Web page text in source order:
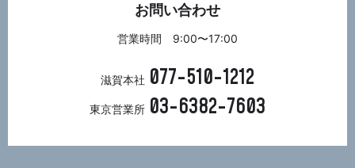
お問い合わせ
営業時間 9:00〜17:00
滋賀本社 077-510-1212
東京営業所 03-6382-7603